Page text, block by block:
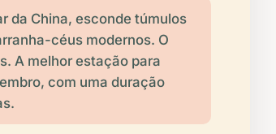
da China, esconde túmulos
céus modernos. O
A melhor estação para
com uma duração